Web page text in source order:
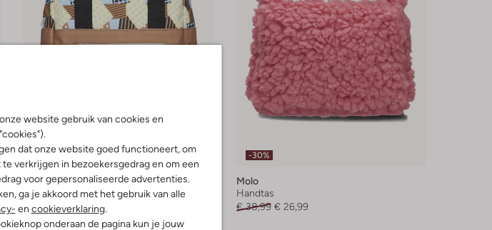
website gebruik van cookies en
dat onze website goed functioneert, om
verkrijgen in bezoekersgedrag en om een
voor gepersonaliseerde advertenties.
ga je akkoord met het gebruik van alle
en cookieverklaring.
onderaan de pagina kun je jouw
-30%
Hello Hossy
Rugtas
€ 54,99 € 37,99
-30%
Molo
Handtas
€ 38,99 € 26,99